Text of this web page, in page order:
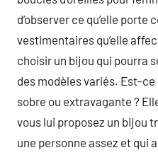
d’observer ce qu’elle
vestimentaires qu’elle
choisir un bijou qui pourra
des modèles variés. Est-
sobre ou extravagante ?
vous lui proposez un bijou
une personne assez et qui